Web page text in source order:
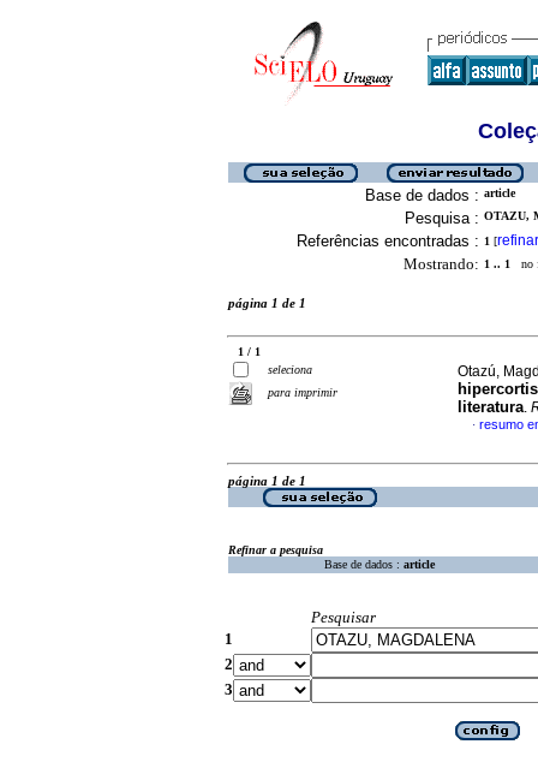
Base de dados : article
Pesquisa : OTAZU,
Referências encontradas : 1 [refinar
Mostrando: 1 .. 1 no
página 1 de 1
1 / 1
seleciona
para imprimir
Otazú,
literatura.
· resumo
página 1 de 1
Refinar a pesquisa
Base de dados : article
Pesquisar
1
2
3